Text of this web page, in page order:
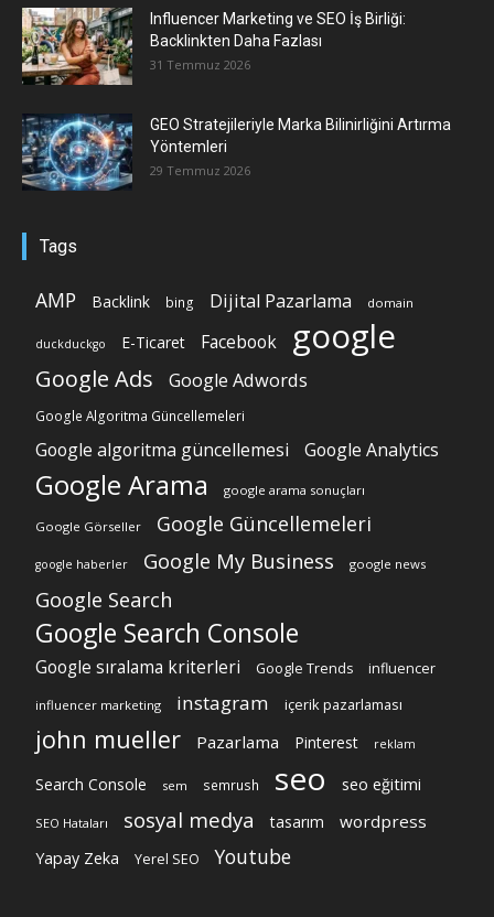
Influencer Marketing ve SEO İş Birliği:
Backlinkten Daha Fazlası
31 Temmuz 2026
GEO Stratejileriyle Marka Bilinirliğini Artırma
Yöntemleri
29 Temmuz 2026
Tags
AMP Backlink bing Dijital Pazarlama domain
duckduckgo E-Ticaret Facebook google
Google Ads Google Adwords
Google Algoritma Güncellemeleri
Google algoritma güncellemesi Google Analytics
Google Arama google arama sonuçları
Google Görseller Google Güncellemeleri
google haberler Google My Business google news
Google Search
Google Search Console
Google sıralama kriterleri Google Trends influencer
influencer marketing instagram içerik pazarlaması
john mueller Pazarlama Pinterest reklam
Search Console sem semrush seo seo eğitimi
SEO Hataları sosyal medya tasarım wordpress
Yapay Zeka Yerel SEO Youtube